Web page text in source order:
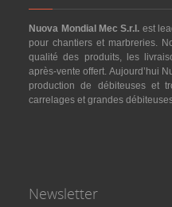
Nuova Mondial Mec S.r.l. est
pour chantiers et marbreries.
qualité des produits, les
après-vente offert. Aujourd’hui
production de débiteuses et
carrelages et grandes
Newsletter